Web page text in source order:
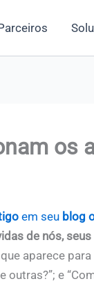
os
em seu blog
de nós,
aparece
outras?”; e